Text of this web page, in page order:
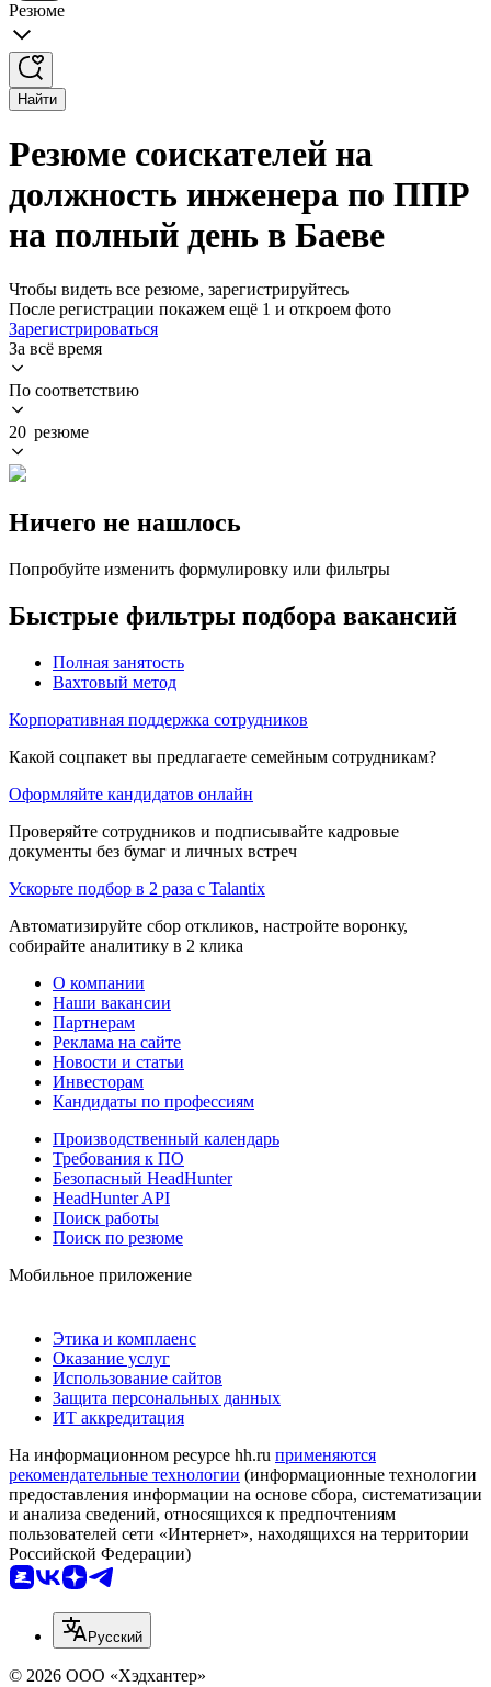
Резюме
Найти
Резюме соискателей на
должность инженера по ППР
на полный день в Баеве
Чтобы видеть все резюме, зарегистрируйтесь
После регистрации покажем ещё 1 и откроем фото
Зарегистрироваться
За всё время
По соответствию
20 резюме
Ничего не нашлось
Попробуйте изменить формулировку или фильтры
Быстрые фильтры подбора вакансий
Полная занятость
Вахтовый метод
Корпоративная поддержка сотрудников
Какой соцпакет вы предлагаете семейным сотрудникам?
Оформляйте кандидатов онлайн
Проверяйте сотрудников и подписывайте кадровые
документы без бумаг и личных встреч
Ускорьте подбор в 2 раза с Talantix
Автоматизируйте сбор откликов, настройте воронку,
собирайте аналитику в 2 клика
О компании
Наши вакансии
Партнерам
Реклама на сайте
Новости и статьи
Инвесторам
Кандидаты по профессиям
Производственный календарь
Требования к ПО
Безопасный HeadHunter
HeadHunter API
Поиск работы
Поиск по резюме
Мобильное приложение
Этика и комплаенс
Оказание услуг
Использование сайтов
Защита персональных данных
ИТ аккредитация
На информационном ресурсе hh.ru применяются
рекомендательные технологии (информационные технологии
предоставления информации на основе сбора, систематизации
и анализа сведений, относящихся к предпочтениям
пользователей сети «Интернет», находящихся на территории
Российской Федерации)
Русский
© 2026 ООО «Хэдхантер»